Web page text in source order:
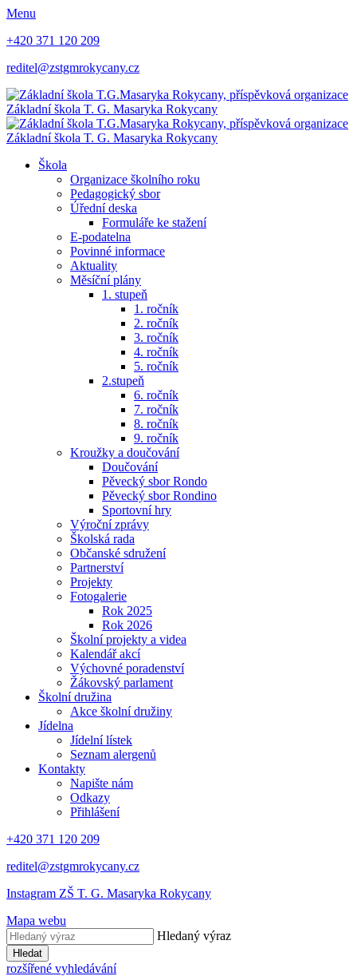
Menu
+420 371 120 209
reditel@zstgmrokycany.cz
Základní škola T. G. Masaryka Rokycany
Základní škola T. G. Masaryka Rokycany
Škola
Organizace školního roku
Pedagogický sbor
Úřední deska
Formuláře ke stažení
E-podatelna
Povinné informace
Aktuality
Měsíční plány
1. stupeň
1. ročník
2. ročník
3. ročník
4. ročník
5. ročník
2.stupeň
6. ročník
7. ročník
8. ročník
9. ročník
Kroužky a doučování
Doučování
Pěvecký sbor Rondo
Pěvecký sbor Rondino
Sportovní hry
Výroční zprávy
Školská rada
Občanské sdružení
Partnerství
Projekty
Fotogalerie
Rok 2025
Rok 2026
Školní projekty a videa
Kalendář akcí
Výchovné poradenství
Žákovský parlament
Školní družina
Akce školní družiny
Jídelna
Jídelní lístek
Seznam alergenů
Kontakty
Napište nám
Odkazy
Přihlášení
+420 371 120 209
reditel@zstgmrokycany.cz
Instagram ZŠ T. G. Masaryka Rokycany
Mapa webu
Hledaný výraz
Hledat
rozšířené vyhledávání